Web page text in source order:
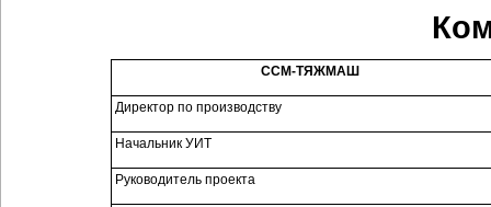
ССМ-ТЯЖМАШ
Директор по производству
Начальник УИТ
Руководитель проекта